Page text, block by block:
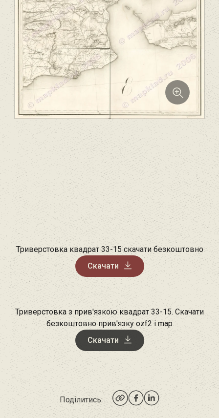
Триверстовка квадрат 33-15 скачати безкоштовно
Скачати
Триверстовка з прив'язкою квадрат 33-15. Скачати
безкоштовно прив'язку ozf2 і map
Скачати
Поділитись: